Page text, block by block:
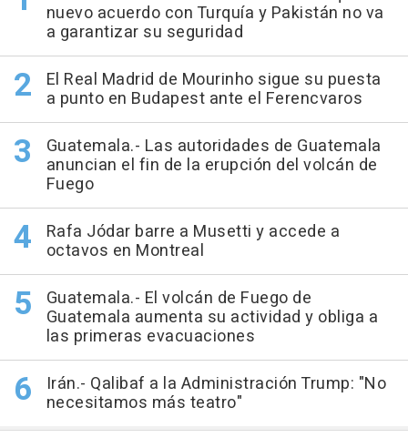
nuevo acuerdo con Turquía y Pakistán no va
a garantizar su seguridad
El Real Madrid de Mourinho sigue su puesta
a punto en Budapest ante el Ferencvaros
Guatemala.- Las autoridades de Guatemala
anuncian el fin de la erupción del volcán de
Fuego
Rafa Jódar barre a Musetti y accede a
octavos en Montreal
Guatemala.- El volcán de Fuego de
Guatemala aumenta su actividad y obliga a
las primeras evacuaciones
Irán.- Qalibaf a la Administración Trump: "No
necesitamos más teatro"